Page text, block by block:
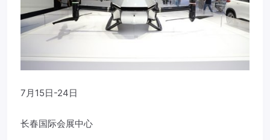
7月15日-24日
长春国际会展中心